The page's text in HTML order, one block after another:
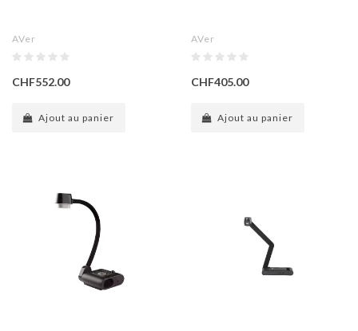
AVer
CHF552.00
Ajout au panier
AVer
CHF405.00
Ajout au panier